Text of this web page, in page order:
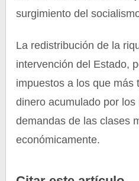
surgimiento del
La redistribución de la
intervención del Estado,
impuestos a los que más
dinero acumulado por
demandas de las clases
económicamente.